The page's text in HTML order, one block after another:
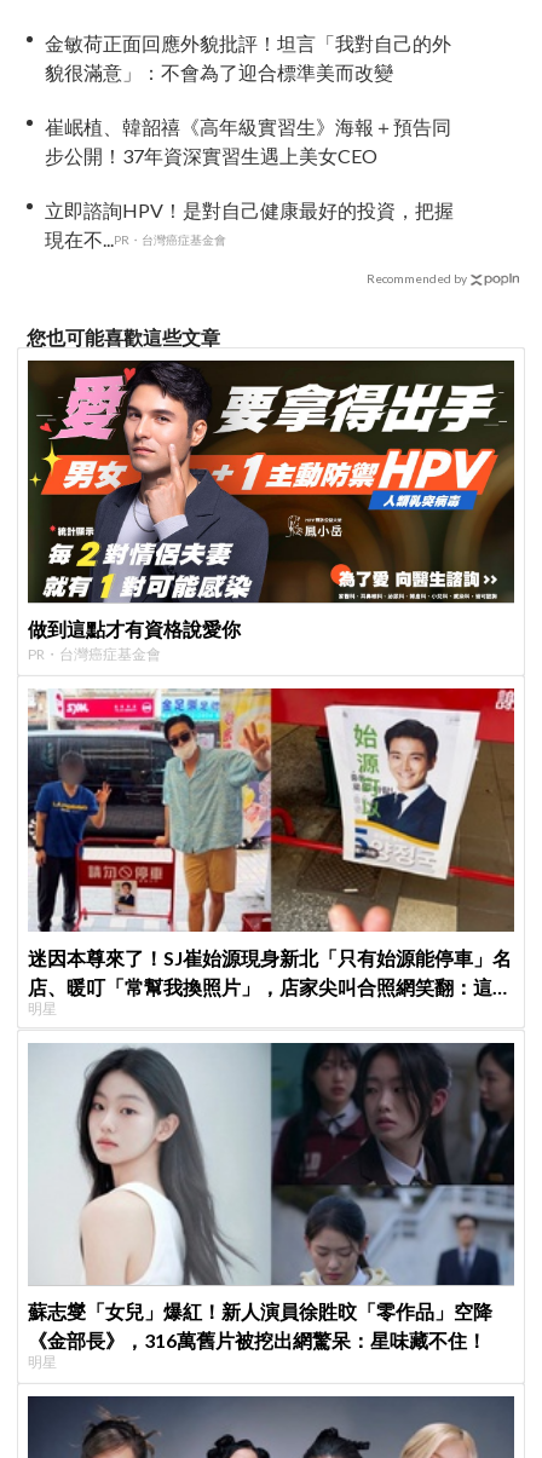
金敏荷正面回應外貌批評！坦言「我對自己的外
貌很滿意」：不會為了迎合標準美而改變
崔岷植、韓韶禧《高年級實習生》海報＋預告同
步公開！37年資深實習生遇上美女CEO
立即諮詢HPV！是對自己健康最好的投資，把握
現在不...
PR・台灣癌症基金會
Recommended by
您也可能喜歡這些文章
做到這點才有資格說愛你
PR・台灣癌症基金會
迷因本尊來了！SJ崔始源現身新北「只有始源能停車」名
店、暖叮「常幫我換照片」，店家尖叫合照網笑翻：這輩
子不能脫粉了
明星
蘇志燮「女兒」爆紅！新人演員徐貹旼「零作品」空降
《金部長》，316萬舊片被挖出網驚呆：星味藏不住！
明星